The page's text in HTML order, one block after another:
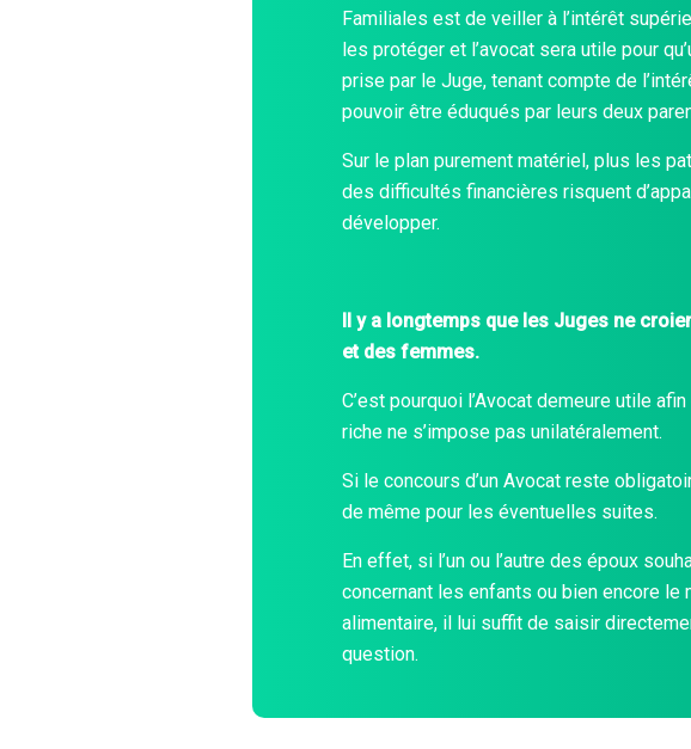
Familiales est de veiller à l’intérêt
les protéger et l’avocat sera utile pour
prise par le Juge, tenant compte de
pouvoir être éduqués par leurs deux
Sur le plan purement matériel, plus les
des difficultés financières risquent
développer.
Il y a longtemps que les Juges ne
et des femmes.
C’est pourquoi l’Avocat demeure utile
riche ne s’impose pas unilatéralement.
Si le concours d’un Avocat reste
de même pour les éventuelles suites.
En effet, si l’un ou l’autre des époux
concernant les enfants ou bien encore le
alimentaire, il lui suffit de saisir
question.